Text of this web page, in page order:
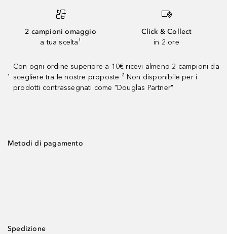
2 campioni omaggio
a tua scelta¹
Click & Collect
in 2 ore
¹
Con ogni ordine superiore a 10€ ricevi almeno 2 campioni da
scegliere tra le nostre proposte ² Non disponibile per i
prodotti contrassegnati come "Douglas Partner"
Metodi di pagamento
Spedizione